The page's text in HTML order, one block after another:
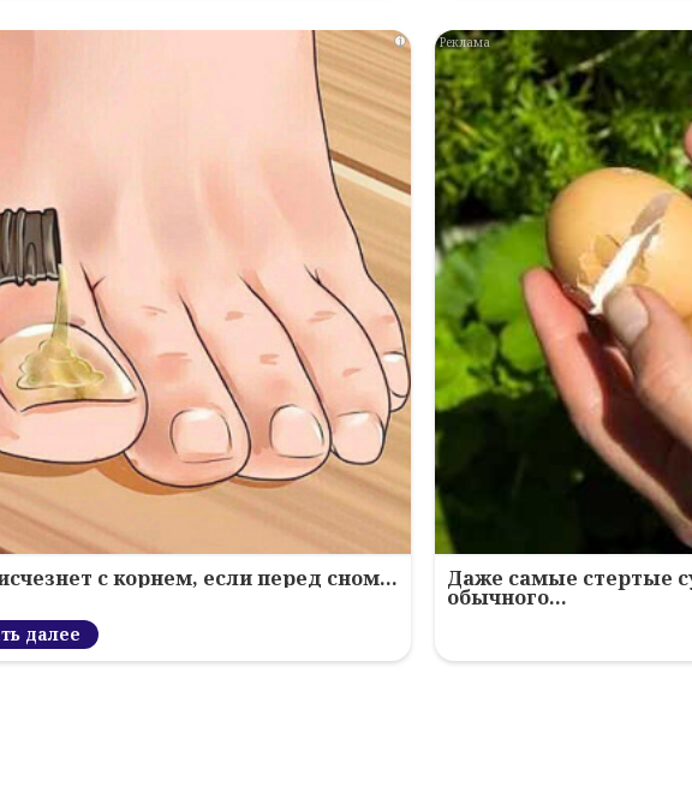
i
с корнем, если перед сном…
далее
Даже самые стертые
обычного…